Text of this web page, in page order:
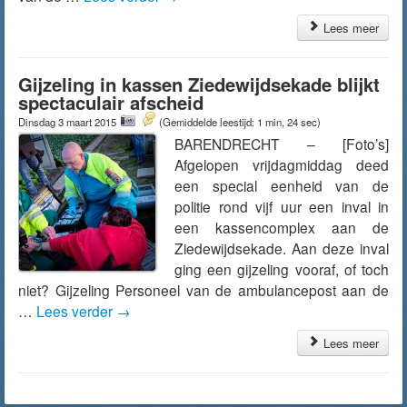
Lees meer
Gijzeling in kassen Ziedewijdsekade blijkt
spectaculair afscheid
Dinsdag 3 maart 2015 (Gemiddelde leestijd: 1 min, 24 sec)
BARENDRECHT – [Foto’s]
Afgelopen vrijdagmiddag deed
een special eenheid van de
politie rond vijf uur een inval in
een kassencomplex aan de
Ziedewijdsekade. Aan deze inval
ging een gijzeling vooraf, of toch
niet? Gijzeling Personeel van de ambulancepost aan de
… Lees verder →
Lees meer